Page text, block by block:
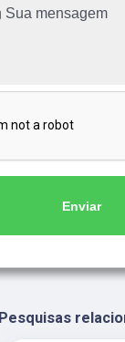
Enviar
Pesquisas